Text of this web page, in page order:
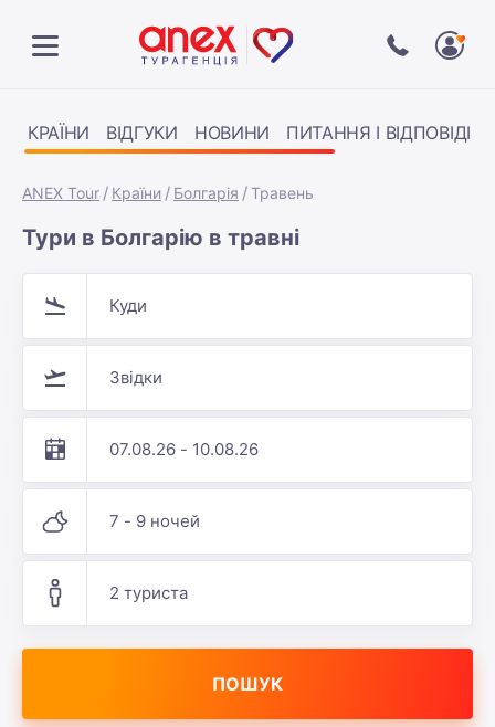
КРАЇНИ ВІДГУКИ НОВИНИ ПИТАННЯ І ВІДПОВІДІ
ANEX Tour Країни Болгарія Травень
Тури в Болгарію в травні
Куди
Звідки
07.08.26 - 10.08.26
7 - 9 ночей
2 туриста
ПОШУК